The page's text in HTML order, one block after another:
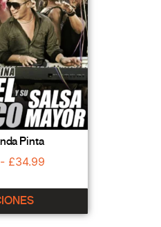
Pinta
- £34.99